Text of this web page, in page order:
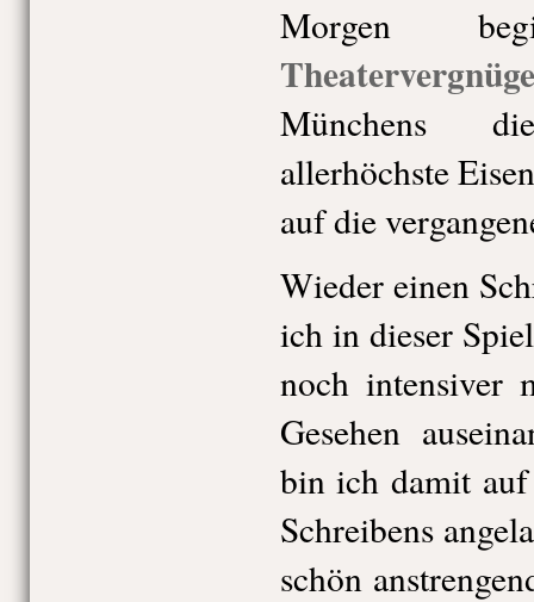
Morgen
Münchens
allerhöchste
auf die
Wieder einen
ich in dieser
noch intensiver
Gesehen
bin ich damit auf
Schreibens
schön